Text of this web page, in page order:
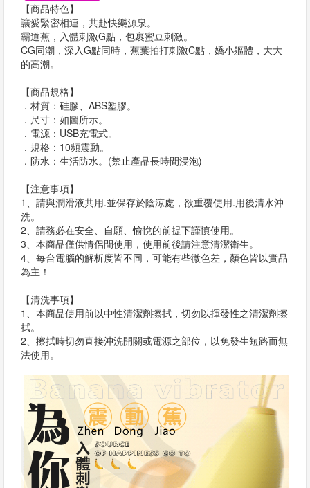
【商品特色】
讓愛緊密相連，共赴快樂源泉。
霸道蕉，入體刺激G點，包裹蜜豆刺激。
CG同潮，深入G點同時，蕉葉拍打刺激C點，嬌小軀體，大大
的高潮。
【商品規格】
．材質：硅膠、ABS塑膠。
．尺寸：如圖所示。
．電源：USB充電式。
．規格：10頻震動。
．防水：生活防水。(禁止產品長時間浸泡)
【注意事項】
1、請與潤滑液共用.並保存於陰涼處，欲重覆使用.用後清水沖
洗。
2、請務必在安全、自願、愉悅的前提下謹慎使用。
3、本商品僅供情侶間使用，使用前後請注意清潔衛生。
4、每台電腦的解析度皆不同，可能有些微色差，顏色皆以實品
為主！
【清洗事項】
1、本商品使用前以中性清潔劑擦拭，切勿以揮發性之清潔劑擦
拭。
2、擦拭時切勿直接沖洗開關或電源之部位，以免發生短路而無
法使用。